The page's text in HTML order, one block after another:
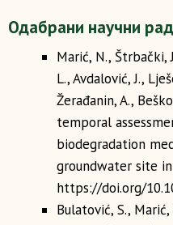
Одабрани научни
Marić, N., Štrbački,
L., Avdalović, J.,
Žerađanin, A.,
temporal
biodegradation
groundwater site in
https://doi.org/
Bulatović, S.,